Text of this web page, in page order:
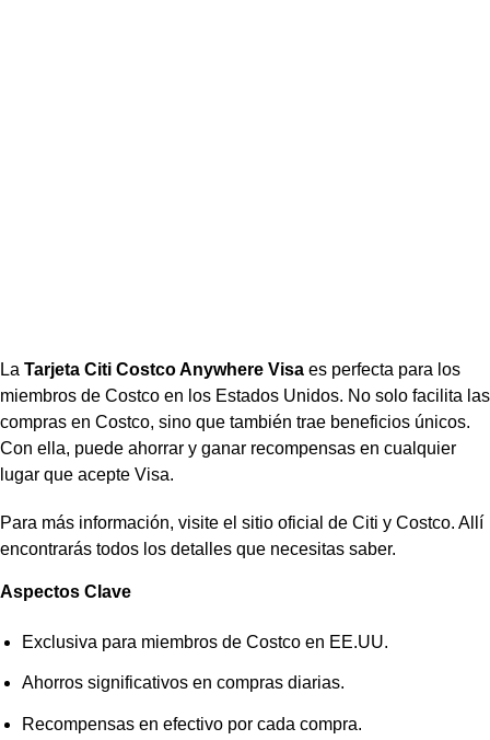
La Tarjeta Citi Costco Anywhere Visa es perfecta para los
miembros de Costco en los Estados Unidos. No solo facilita las
compras en Costco, sino que también trae beneficios únicos.
Con ella, puede ahorrar y ganar recompensas en cualquier
lugar que acepte Visa.
Para más información, visite el sitio oficial de Citi y Costco. Allí
encontrarás todos los detalles que necesitas saber.
Aspectos Clave
Exclusiva para miembros de Costco en EE.UU.
Ahorros significativos en compras diarias.
Recompensas en efectivo por cada compra.